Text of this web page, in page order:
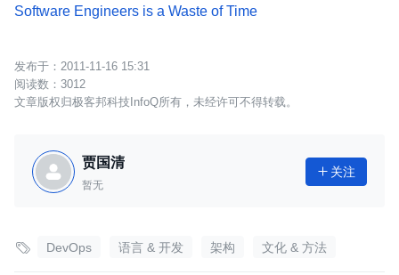
Software Engineers is a Waste of Time
2011-11-16 15:31
3012
文章版权归极客邦科技InfoQ所有，未经许可不得转载。
贾国清
暂无
 关注
 DevOps 语言 & 开发 架构 文化 & 方法